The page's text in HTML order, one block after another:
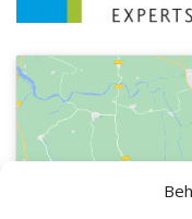
Klik om